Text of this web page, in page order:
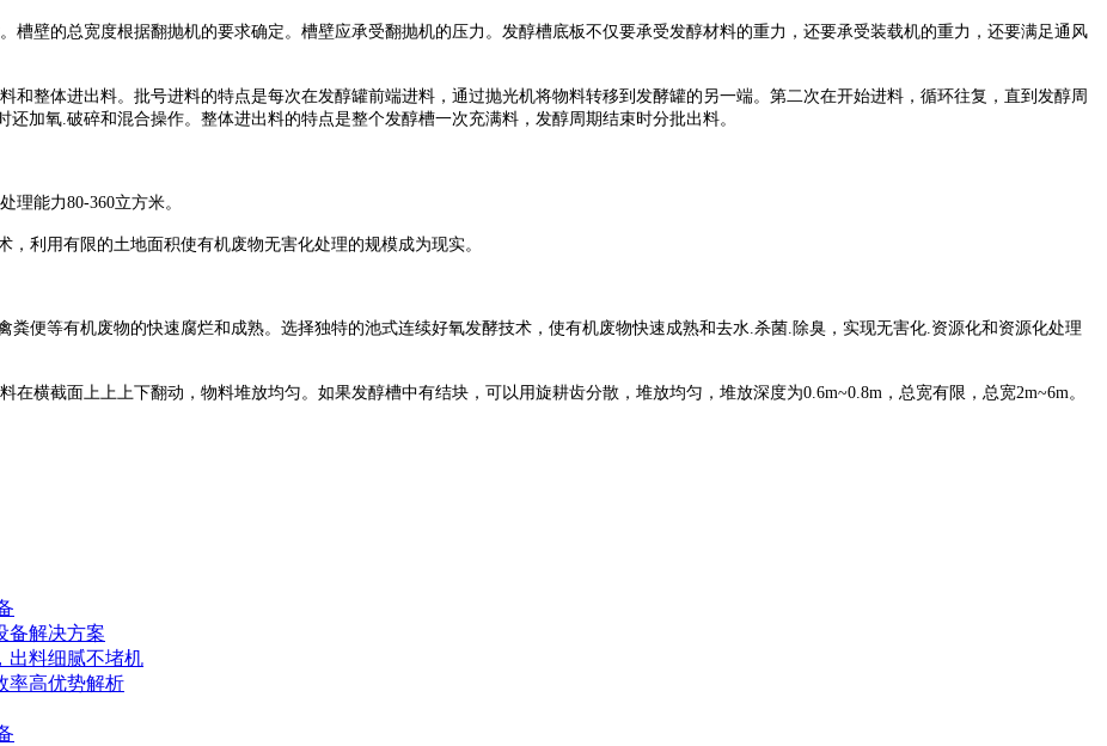
槽壁的总宽度根据翻抛机的要求确定。槽壁应承受翻抛机的压力。发醇槽底板不仅要承受发醇材料的重力，还要承受装载机的重力，还要满足通风
和整体进出料。批号进料的特点是每次在发醇罐前端进料，通过抛光机将物料转移到发酵罐的另一端。第二次在开始进料，循环往复，直到发醇周
加氧.破碎和混合操作。整体进出料的特点是整个发醇槽一次充满料，发醇周期结束时分批出料。
理能力80-360立方米。
利用有限的土地面积使有机废物无害化处理的规模成为现实。
便等有机废物的快速腐烂和成熟。选择独特的池式连续好氧发酵技术，使有机废物快速成熟和去水.杀菌.除臭，实现无害化.资源化和资源化处理
横截面上上上下翻动，物料堆放均匀。如果发醇槽中有结块，可以用旋耕齿分散，堆放均匀，堆放深度为0.6m~0.8m，总宽有限，总宽2m~6m。
备解决方案
出料细腻不堵机
率高优势解析